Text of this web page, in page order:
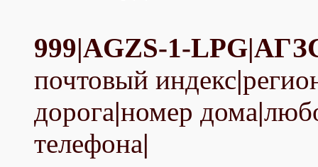
999|AGZS-1-
почтовый индекс|
дорога|номер дома|
телефона|